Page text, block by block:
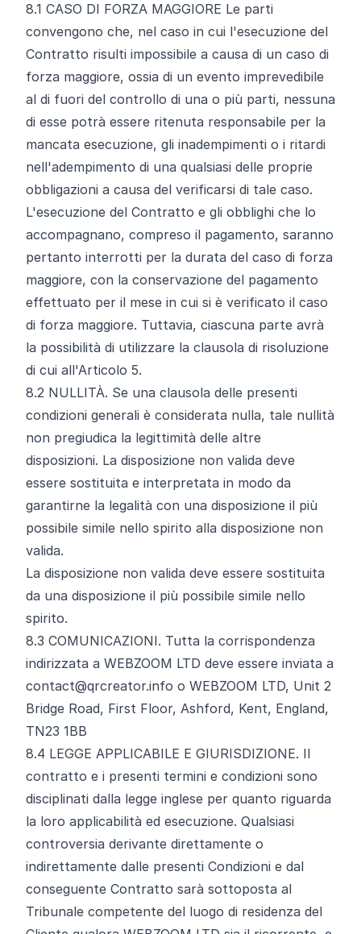
8.1 CASO DI FORZA MAGGIORE Le parti
convengono che, nel caso in cui l'esecuzione del
Contratto risulti impossibile a causa di un caso di
forza maggiore, ossia di un evento imprevedibile
al di fuori del controllo di una o più parti, nessuna
di esse potrà essere ritenuta responsabile per la
mancata esecuzione, gli inadempimenti o i ritardi
nell'adempimento di una qualsiasi delle proprie
obbligazioni a causa del verificarsi di tale caso.
L'esecuzione del Contratto e gli obblighi che lo
accompagnano, compreso il pagamento, saranno
pertanto interrotti per la durata del caso di forza
maggiore, con la conservazione del pagamento
effettuato per il mese in cui si è verificato il caso
di forza maggiore. Tuttavia, ciascuna parte avrà
la possibilità di utilizzare la clausola di risoluzione
di cui all'Articolo 5.
8.2 NULLITÀ. Se una clausola delle presenti
condizioni generali è considerata nulla, tale nullità
non pregiudica la legittimità delle altre
disposizioni. La disposizione non valida deve
essere sostituita e interpretata in modo da
garantirne la legalità con una disposizione il più
possibile simile nello spirito alla disposizione non
valida.
La disposizione non valida deve essere sostituita
da una disposizione il più possibile simile nello
spirito.
8.3 COMUNICAZIONI. Tutta la corrispondenza
indirizzata a WEBZOOM LTD deve essere inviata a
contact@qrcreator.info o WEBZOOM LTD, Unit 2
Bridge Road, First Floor, Ashford, Kent, England,
TN23 1BB
8.4 LEGGE APPLICABILE E GIURISDIZIONE. Il
contratto e i presenti termini e condizioni sono
disciplinati dalla legge inglese per quanto riguarda
la loro applicabilità ed esecuzione. Qualsiasi
controversia derivante direttamente o
indirettamente dalle presenti Condizioni e dal
conseguente Contratto sarà sottoposta al
Tribunale competente del luogo di residenza del